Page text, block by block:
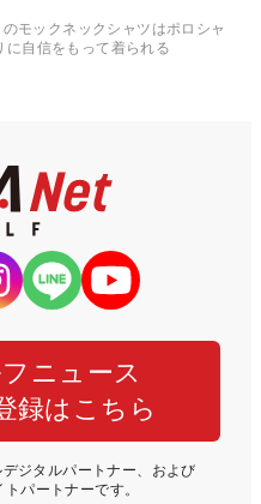
のモックネックシャツはポロシャ
に自信をもって着られる
ニュース
録はこちら
ジタルパートナー、および
パートナーです。